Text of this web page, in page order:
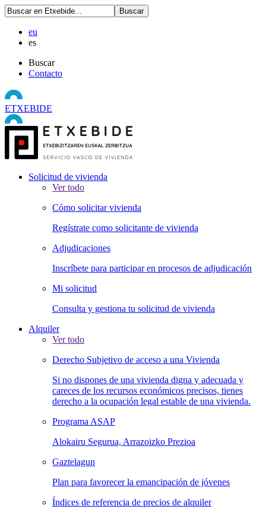
eu
es
Buscar
Contacto
ETXEBIDE
Solicitud de vivienda
Ver todo
Cómo solicitar vivienda
Regístrate como solicitante de vivienda
Adjudicaciones
Inscríbete para participar en procesos de adjudicación
Mi solicitud
Consulta y gestiona tu solicitud de vivienda
Alquiler
Ver todo
Derecho Subjetivo de acceso a una Vivienda
Si no dispones de una vivienda digna y adecuada y
careces de los recursos económicos precisos, tienes
derecho a la ocupación legal estable de una vivienda.
Programa ASAP
Alokairu Segurua, Arrazoizko Prezioa
Gaztelagun
Plan para favorecer la emancipación de jóvenes
Índices de referencia de precios de alquiler